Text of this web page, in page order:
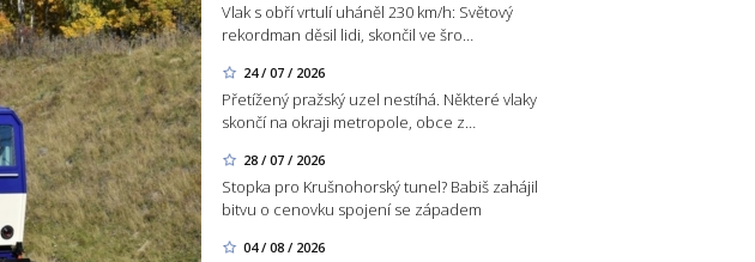
Vlak s obří vrtulí uháněl 230 km/h: Světový
rekordman děsil lidi, skončil ve šro…
24 / 07 / 2026
Přetížený pražský uzel nestíhá. Některé vlaky
skončí na okraji metropole, obce z…
28 / 07 / 2026
Stopka pro Krušnohorský tunel? Babiš zahájil
bitvu o cenovku spojení se západem
04 / 08 / 2026